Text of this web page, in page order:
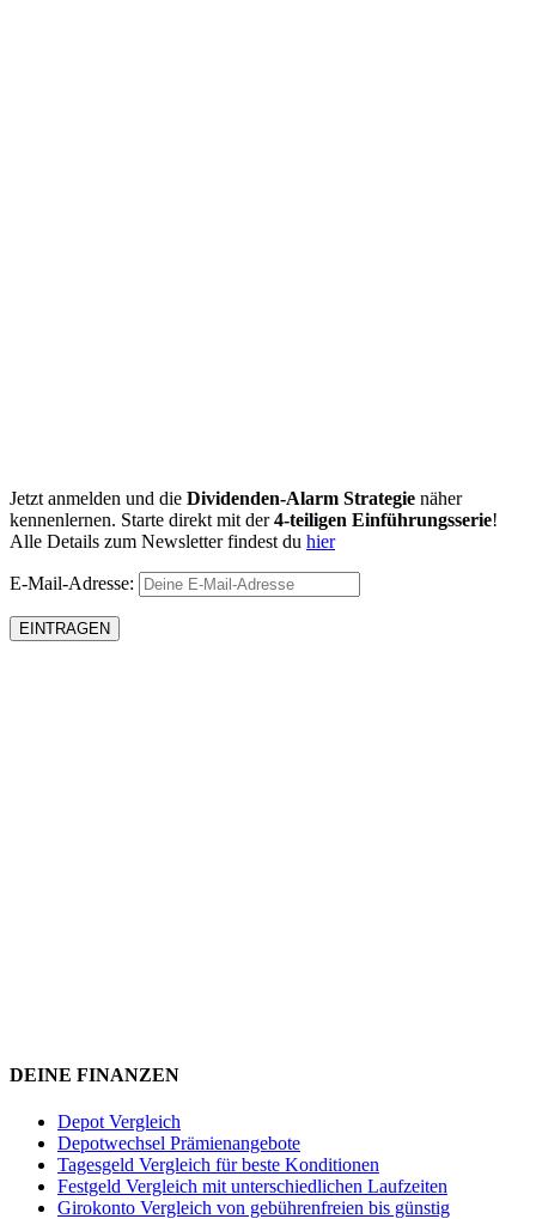
Jetzt anmelden und die Dividenden-Alarm Strategie näher
kennenlernen. Starte direkt mit der4-teiligen Einführungsserie!
Alle Details zum Newsletter findest du hier
E-Mail-Adresse:
DEINE FINANZEN
Depot Vergleich
Depotwechsel Prämienangebote
Tagesgeld Vergleich für beste Konditionen
Festgeld Vergleich mit unterschiedlichen Laufzeiten
Girokonto Vergleich von gebührenfreien bis günstig